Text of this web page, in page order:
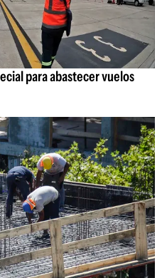
para abastecer vuelos